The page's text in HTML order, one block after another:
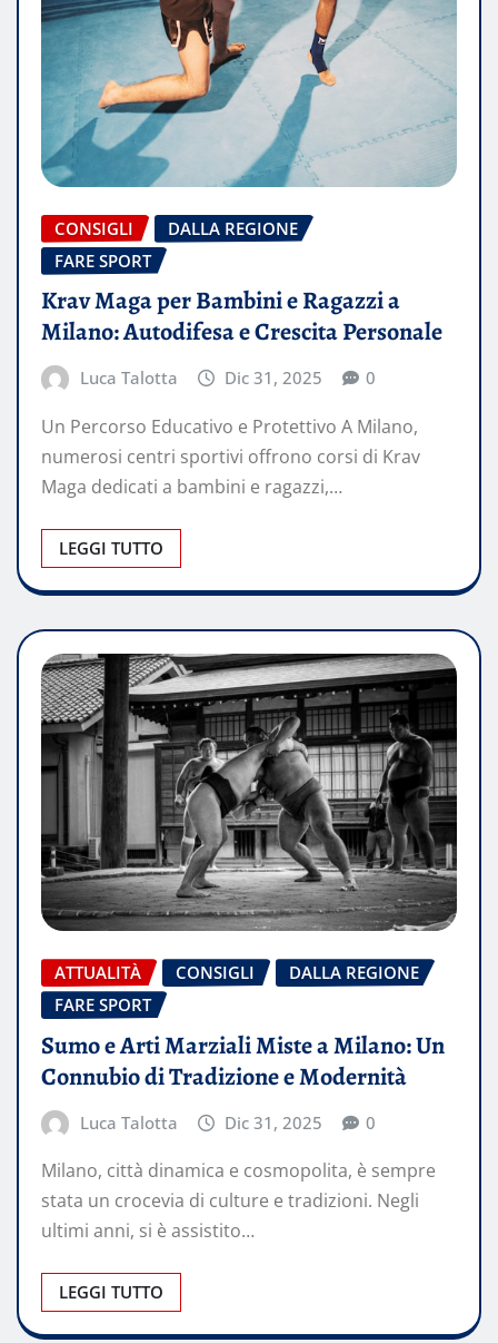
CONSIGLI
DALLA REGIONE
FARE SPORT
Krav Maga per Bambini e Ragazzi a
Milano: Autodifesa e Crescita Personale
Luca Talotta Dic 31, 2025 0
Un Percorso Educativo e Protettivo A Milano,
numerosi centri sportivi offrono corsi di Krav
Maga dedicati a bambini e ragazzi,…
LEGGI TUTTO
ATTUALITÀ CONSIGLI
DALLA REGIONE
FARE SPORT
Sumo e Arti Marziali Miste a Milano: Un
Connubio di Tradizione e Modernità
Luca Talotta Dic 31, 2025 0
Milano, città dinamica e cosmopolita, è sempre
stata un crocevia di culture e tradizioni. Negli
ultimi anni, si è assistito…
LEGGI TUTTO